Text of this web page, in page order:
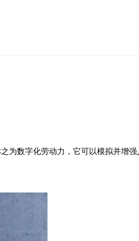
为数字化劳动力，它可以模拟并增强